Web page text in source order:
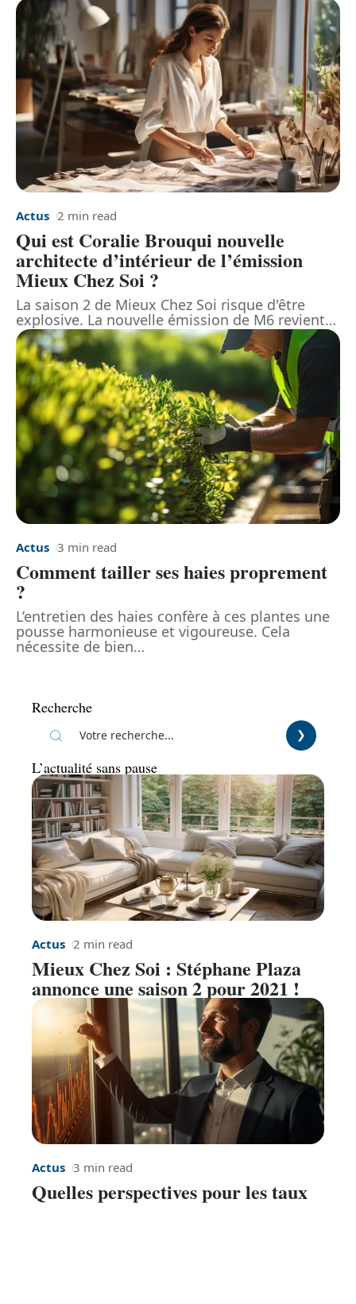
Actus 2 min read
Qui est Coralie Brouqui nouvelle
architecte d’intérieur de l’émission
Mieux Chez Soi ?
La saison 2 de Mieux Chez Soi risque d'être
explosive. La nouvelle émission de M6 revient…
Actus 3 min read
Comment tailler ses haies proprement
?
L’entretien des haies confère à ces plantes une
pousse harmonieuse et vigoureuse. Cela
nécessite de bien…
Recherche
L’actualité sans pause
Actus 2 min read
Mieux Chez Soi : Stéphane Plaza
annonce une saison 2 pour 2021 !
Actus 3 min read
Quelles perspectives pour les taux
des crédits immobiliers en 2021 ?